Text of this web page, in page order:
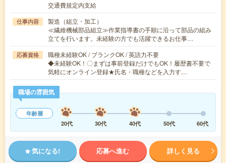
交通費規定内支給
仕事内容
製造（組立・加工）
≪繊維機械部品組立≫作業指導書の手順に沿って部品の組み
立てを行います。未経験の方でも活躍できるお仕事…
応募資格
職種未経験OK / ブランクOK / 英語力不要
◆未経験OK！〇まずは事前登録だけでもOK！履歴書不要で
気軽にオンライン登録★氏名・職種などを入力す…
職場の雰囲気
年齢層
20代
30代 40代 50代 60代
気になる! 応募へ進む 詳しく見る